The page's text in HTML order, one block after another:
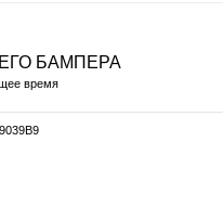
БАМПЕРА
время